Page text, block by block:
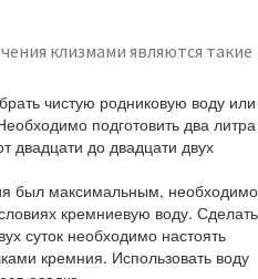
клизмами являются такие
чистую родниковую воду или
подготовить два литра
двадцати до двадцати двух
был максимальным, необходимо
кремниевую воду. Сделать
суток необходимо настоять
кремния. Использовать воду